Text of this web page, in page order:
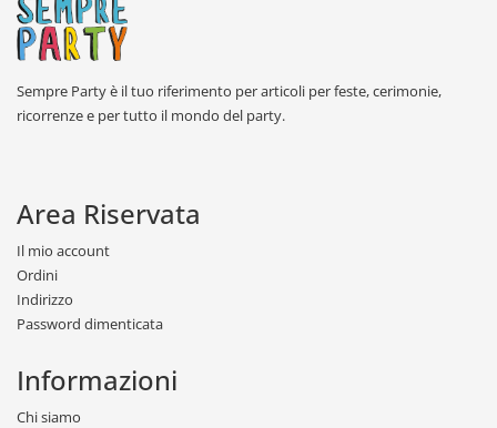
Sempre Party è il tuo riferimento per articoli per feste, cerimonie,
ricorrenze e per tutto il mondo del party.
Area Riservata
Il mio account
Ordini
Indirizzo
Password dimenticata
Informazioni
Chi siamo